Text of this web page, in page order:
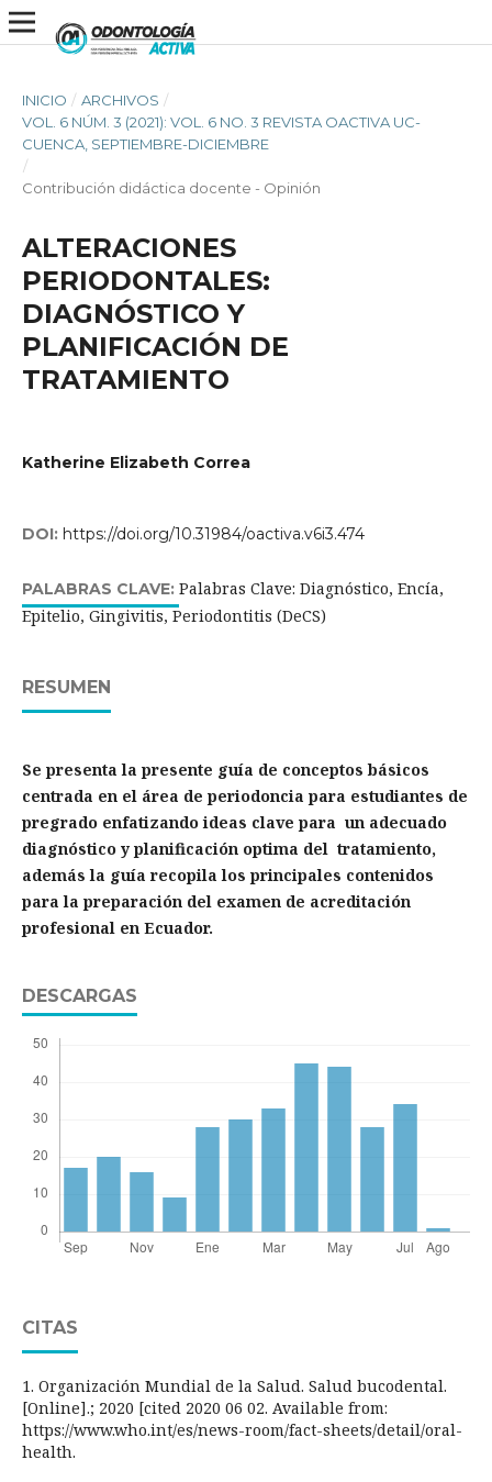
INICIO / ARCHIVOS /
VOL. 6 NÚM. 3 (2021): VOL. 6 NO. 3 REVISTA OACTIVA UC-
CUENCA, SEPTIEMBRE-DICIEMBRE
/
Contribución didáctica docente - Opinión
ALTERACIONES
PERIODONTALES:
DIAGNÓSTICO Y
PLANIFICACIÓN DE
TRATAMIENTO
Katherine Elizabeth Correa
DOI: https://doi.org/10.31984/oactiva.v6i3.474
PALABRAS CLAVE: Palabras Clave: Diagnóstico, Encía,
Epitelio, Gingivitis, Periodontitis (DeCS)
RESUMEN
Se presenta la presente guía de conceptos básicos
centrada en el área de periodoncia para estudiantes de
pregrado enfatizando ideas clave para un adecuado
diagnóstico y planificación optima del tratamiento,
además la guía recopila los principales contenidos
para la preparación del examen de acreditación
profesional en Ecuador.
DESCARGAS
CITAS
1. Organización Mundial de la Salud. Salud bucodental.
[Online].; 2020 [cited 2020 06 02. Available from:
https://www.who.int/es/news-room/fact-sheets/detail/oral-
health.